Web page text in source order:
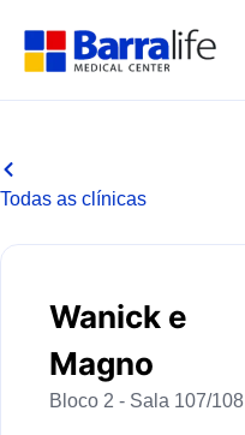
Todas as clínicas
Wanick e
Magno
Bloco 2 - Sala 107/108